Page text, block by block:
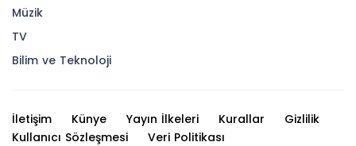
Müzik
TV
Bilim ve Teknoloji
İletişim Künye Yayın İlkeleri Kurallar
Gizlilik
Kullanıcı Sözleşmesi
Veri Politikası